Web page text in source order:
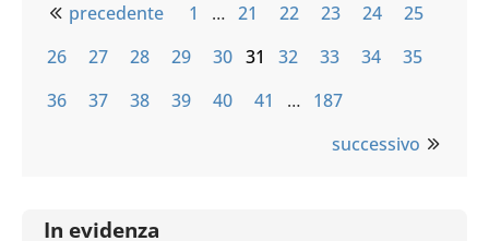
precedente 1 … 21 22 23 24
25
26
27 28 29 30 31 32 33 34
35
36
37 38 39 40 41 … 187
successivo
In evidenza